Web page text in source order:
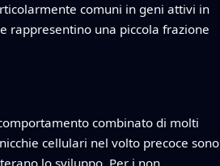
comuni in geni attivi in
rappresentino una piccola frazione
combinato di molti
cellulari nel volto precoce sono
lo sviluppo. Per i non